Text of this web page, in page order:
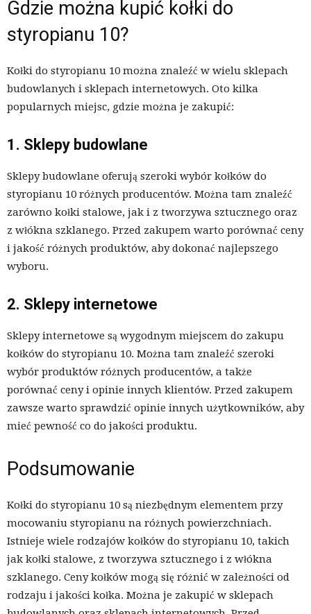
Gdzie można kupić kołki do
styropianu 10?
Kołki do styropianu 10 można znaleźć w wielu sklepach
budowlanych i sklepach internetowych. Oto kilka
popularnych miejsc, gdzie można je zakupić:
1. Sklepy budowlane
Sklepy budowlane oferują szeroki wybór kołków do
styropianu 10 różnych producentów. Można tam znaleźć
zarówno kołki stalowe, jak i z tworzywa sztucznego oraz
z włókna szklanego. Przed zakupem warto porównać ceny
i jakość różnych produktów, aby dokonać najlepszego
wyboru.
2. Sklepy internetowe
Sklepy internetowe są wygodnym miejscem do zakupu
kołków do styropianu 10. Można tam znaleźć szeroki
wybór produktów różnych producentów, a także
porównać ceny i opinie innych klientów. Przed zakupem
zawsze warto sprawdzić opinie innych użytkowników, aby
mieć pewność co do jakości produktu.
Podsumowanie
Kołki do styropianu 10 są niezbędnym elementem przy
mocowaniu styropianu na różnych powierzchniach.
Istnieje wiele rodzajów kołków do styropianu 10, takich
jak kołki stalowe, z tworzywa sztucznego i z włókna
szklanego. Ceny kołków mogą się różnić w zależności od
rodzaju i jakości kołka. Można je zakupić w sklepach